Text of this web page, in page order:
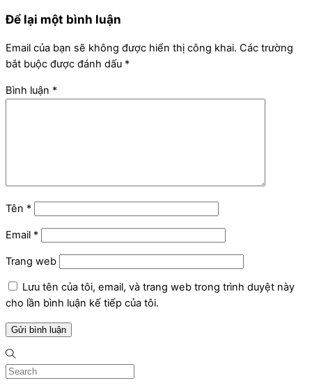
Để lại một bình luận
Email của bạn sẽ không được hiển thị công khai. Các trường
bắt buộc được đánh dấu *
Bình luận *
Tên *
Email *
Trang web
Lưu tên của tôi, email, và trang web trong trình duyệt này
cho lần bình luận kế tiếp của tôi.